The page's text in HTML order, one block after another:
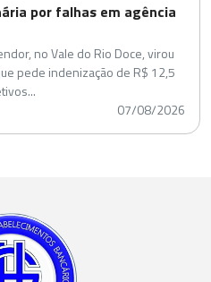
por falhas em agência
no Vale do Rio Doce, virou
pede indenização de R$ 12,5
07/08/2026